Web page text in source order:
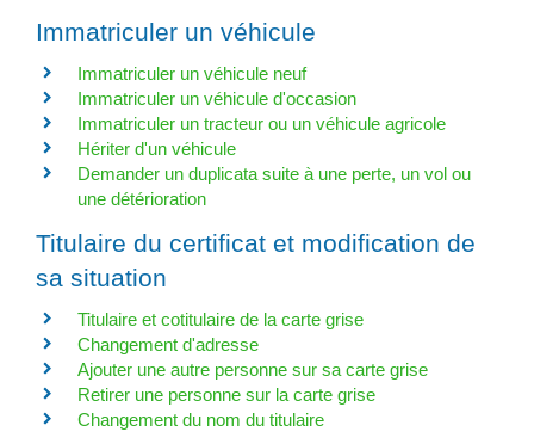
Immatriculer un véhicule
Immatriculer un véhicule neuf
Immatriculer un véhicule d'occasion
Immatriculer un tracteur ou un véhicule agricole
Hériter d'un véhicule
Demander un duplicata suite à une perte, un vol ou
une détérioration
Titulaire du certificat et modification de
sa situation
Titulaire et cotitulaire de la carte grise
Changement d'adresse
Ajouter une autre personne sur sa carte grise
Retirer une personne sur la carte grise
Changement du nom du titulaire